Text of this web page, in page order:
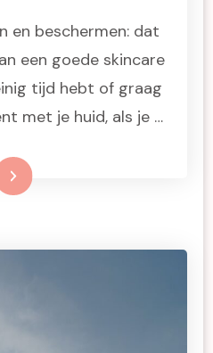
en beschermen: dat
een goede skincare
tijd hebt of graag
met je huid, als je …